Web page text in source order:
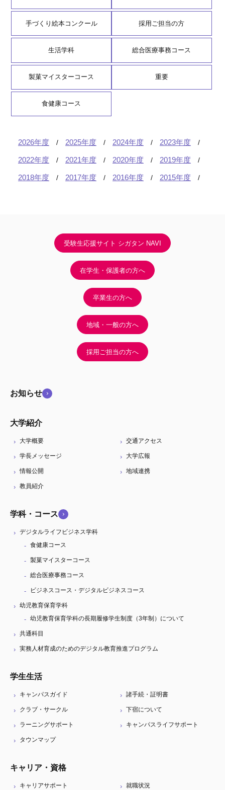
手づくり絵本コンクール 採用ご担当の方
生活学科 総合医療事務コース
製菓マイスターコース 重要
食健康コース
2026年度 2025年度 2024年度 2023年度
2022年度 2021年度 2020年度 2019年度
2018年度 2017年度 2016年度 2015年度
受験生応援サイト シガタン NAVI
在学生・保護者の方へ
卒業生の方へ
地域・一般の方へ
採用ご担当の方へ
お知らせ
大学紹介
大学概要 交通アクセス
学長メッセージ 大学広報
情報公開 地域連携
教員紹介
学科・コース
デジタルライフビジネス学科
食健康コース
製菓マイスターコース
総合医療事務コース
ビジネスコース・デジタルビジネスコース
幼児教育保育学科
幼児教育保育学科の長期履修学生制度（3年制）について
共通科目
実務人材育成のためのデジタル教育推進プログラム
学生生活
キャンパスガイド 諸手続・証明書
クラブ・サークル 下宿について
ラーニングサポート キャンパスライフサポート
タウンマップ
キャリア・資格
キャリアサポート 就職状況